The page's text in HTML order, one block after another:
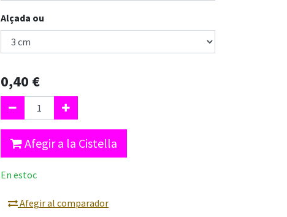
Alçada ou
0,40 €
Afegir a la Cistella
En estoc
Afegir al comparador